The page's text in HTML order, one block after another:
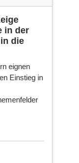
in der
die
eignen
Einstieg in